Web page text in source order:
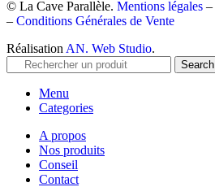
© La Cave Parallèle. Mentions légales –
– Conditions Générales de Vente
Réalisation AN. Web Studio.
Search
Menu
Categories
A propos
Nos produits
Conseil
Contact